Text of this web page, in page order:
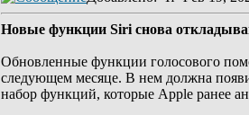
Новые функции Siri снова
Обновленные функции голосового
следующем месяце. В нем должна
набор функций, которые Apple ранее